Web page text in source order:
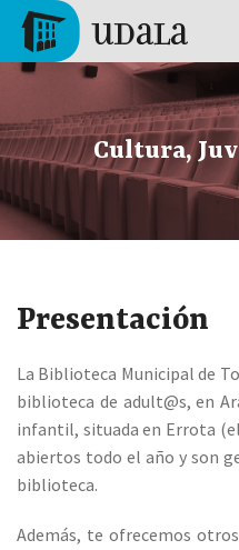
Pasar al contenido principal
Tolosa
Cultura,
Presentación
La Biblioteca Municipal de
biblioteca de adult@s, en
infantil, situada en Errota
abiertos todo el año y son
biblioteca.
Además, te ofrecemos